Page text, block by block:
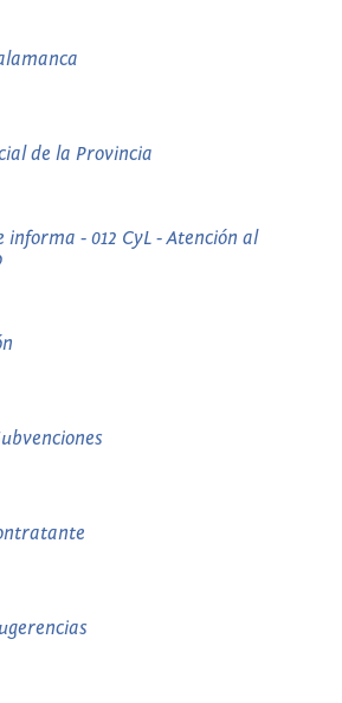
de la Provincia
informa - 012 CyL - Atención al